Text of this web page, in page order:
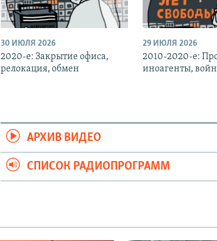
30 ИЮЛЯ 2026
2020-е: Закрытие офиса,
релокация, обмен
29 ИЮЛЯ 2026
2010-2020-е:
иноагенты,
АРХИВ ВИДЕО
СПИСОК РАДИОПРОГРАММ